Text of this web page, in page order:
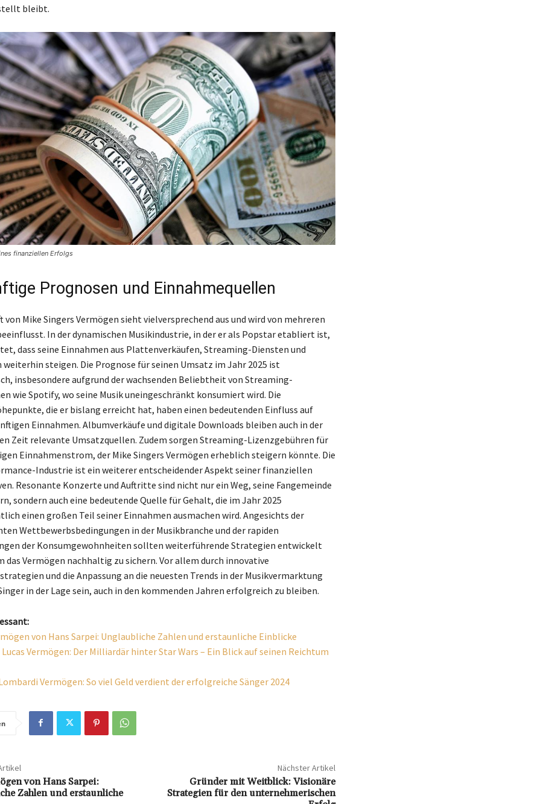
bleibt.
finanziellen Erfolgs
Prognosen und Einnahmequellen
von Mike Singers Vermögen sieht vielversprechend aus und wird von mehreren
In der dynamischen Musikindustrie, in der er als Popstar etabliert ist,
dass seine Einnahmen aus Plattenverkäufen, Streaming-Diensten und
steigen. Die Prognose für seinen Umsatz im Jahr 2025 ist
insbesondere aufgrund der wachsenden Beliebtheit von Streaming-
wie Spotify, wo seine Musik uneingeschränkt konsumiert wird. Die
die er bislang erreicht hat, haben einen bedeutenden Einfluss auf
Einnahmen. Albumverkäufe und digitale Downloads bleiben auch in der
Zeit relevante Umsatzquellen. Zudem sorgen Streaming-Lizenzgebühren für
Einnahmenstrom, der Mike Singers Vermögen erheblich steigern könnte. Die
Industrie ist ein weiterer entscheidender Aspekt seiner finanziellen
Resonante Konzerte und Auftritte sind nicht nur ein Weg, seine Fangemeinde
sondern auch eine bedeutende Quelle für Gehalt, die im Jahr 2025
einen großen Teil seiner Einnahmen ausmachen wird. Angesichts der
Wettbewerbsbedingungen in der Musikbranche und der rapiden
der Konsumgewohnheiten sollten weiterführende Strategien entwickelt
das Vermögen nachhaltig zu sichern. Vor allem durch innovative
und die Anpassung an die neuesten Trends in der Musikvermarktung
in der Lage sein, auch in den kommenden Jahren erfolgreich zu bleiben.
von Hans Sarpei: Unglaubliche Zahlen und erstaunliche Einblicke
Vermögen: Der Milliardär hinter Star Wars – Ein Blick auf seinen Reichtum
Vermögen: So viel Geld verdient der erfolgreiche Sänger 2024
von Hans Sarpei:
Zahlen und erstaunliche
Nächster Artikel
Gründer mit Weitblick: Visionäre
Strategien für den unternehmerischen